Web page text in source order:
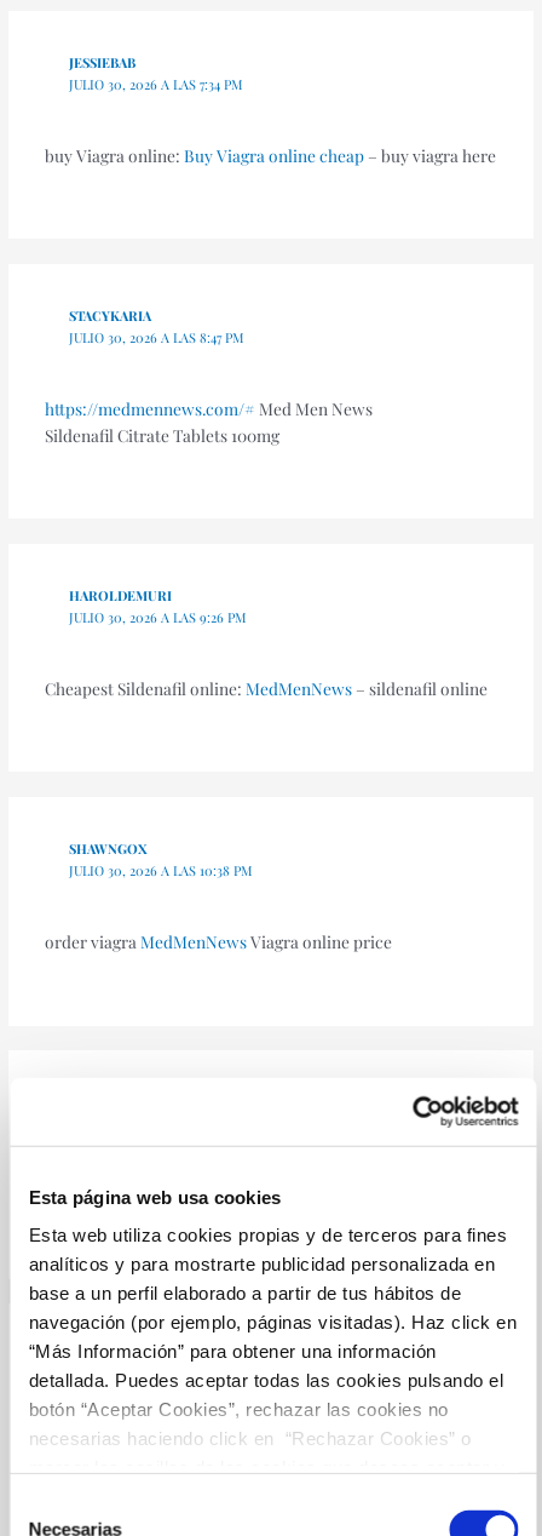
Esta página web usa cookies
Esta web utiliza cookies propias y de terceros para fines
analíticos y para mostrarte publicidad personalizada en
base a un perfil elaborado a partir de tus hábitos de
navegación (por ejemplo, páginas visitadas). Haz click en
“Más Información” para obtener una información
detallada. Puedes aceptar todas las cookies pulsando el
botón “Aceptar Cookies”, rechazar las cookies no
necesarias haciendo click en “Rechazar Cookies” o
Necesarias
JESSIEBAB
JULIO 30, 2026 A LAS 7:34 PM
buy Viagra online: Buy Viagra online cheap– buy viagra here
STACYKARIA
JULIO 30, 2026 A LAS 8:47 PM
https://medmennews.com/# Med Men News
Sildenafil Citrate Tablets 100mg
HAROLDEMURI
JULIO 30, 2026 A LAS 9:26 PM
Cheapest Sildenafil online: MedMenNews– sildenafil online
SHAWNGOX
JULIO 30, 2026 A LAS 10:38 PM
order viagra MedMenNewsViagra online price
Cheap Viagra 100mg:cheap viagra
STACYKARIA
JULIO 31, 2026 A LAS 12:45 AM
http://medmennews.com/# Generic Viagra for sale
Cheapest Sildenafil online